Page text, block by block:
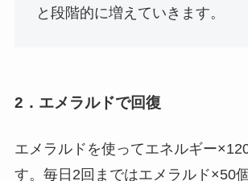
と段階的に増えていきます。
2．エメラルドで回復
エメラルドを使ってエネルギー
す。毎日2回まではエメラルド×50